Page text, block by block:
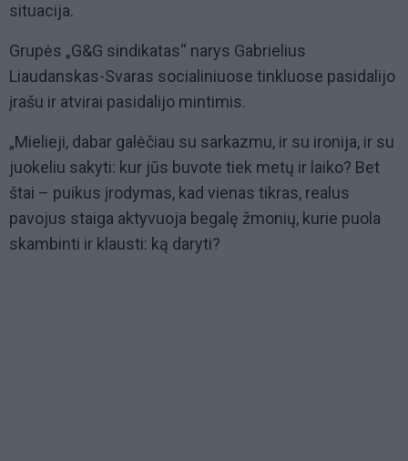
situacija.
Grupės „G&G sindikatas“ narys Gabrielius
Liaudanskas-Svaras socialiniuose tinkluose pasidalijo
įrašu ir atvirai pasidalijo mintimis.
„Mielieji, dabar galėčiau su sarkazmu, ir su ironija, ir su
juokeliu sakyti: kur jūs buvote tiek metų ir laiko? Bet
štai – puikus įrodymas, kad vienas tikras, realus
pavojus staiga aktyvuoja begalę žmonių, kurie puola
skambinti ir klausti: ką daryti?